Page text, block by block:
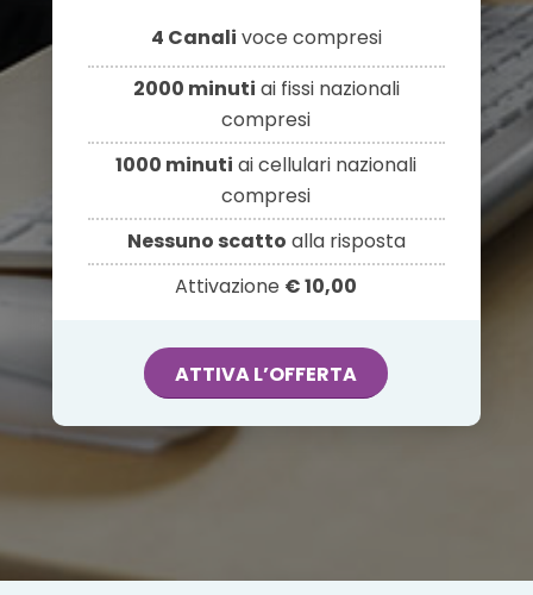
4 Canali voce compresi
2000 minuti ai fissi nazionali
compresi
1000 minuti ai cellulari nazionali
compresi
Nessuno scatto alla risposta
Attivazione € 10,00
ATTIVA L’OFFERTA